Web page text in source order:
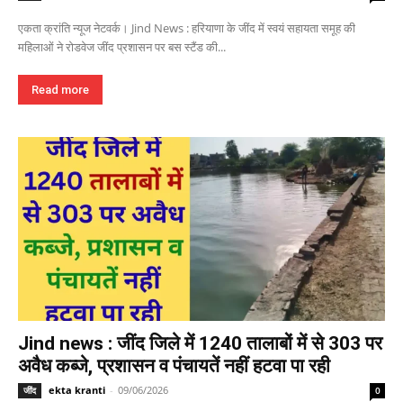
एकता क्रांति न्यूज नेटवर्क। Jind News : हरियाणा के जींद में स्वयं सहायता समूह की
महिलाओं ने रोडवेज जींद प्रशासन पर बस स्टैंड की...
Read more
Jind news : जींद जिले में 1240 तालाबों में से 303 पर
अवैध कब्जे, प्रशासन व पंचायतें नहीं हटवा पा रही
जींद ekta kranti - 09/06/2026 0